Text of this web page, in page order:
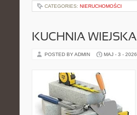
CATEGORIES: NIERUCHOMOŚCI
KUCHNIA WIEJSKA
POSTED BY ADMIN MAJ - 3 - 2026